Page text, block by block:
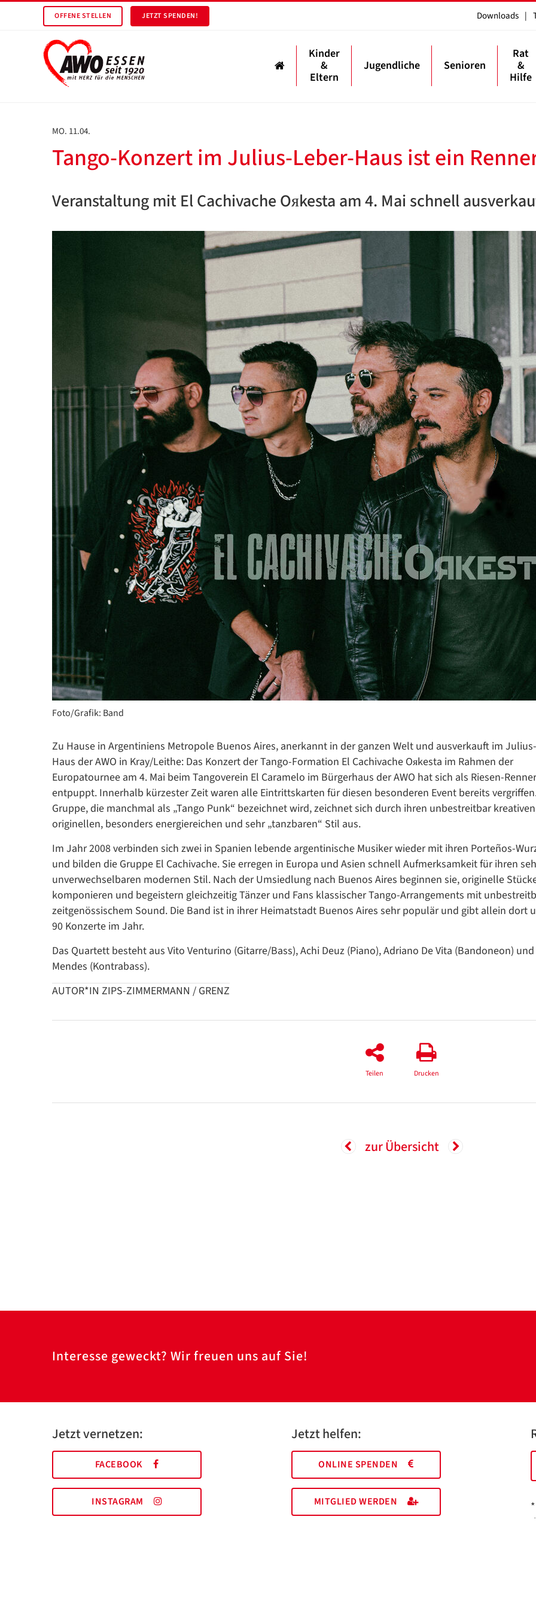
OFFENE STELLEN JETZT SPENDEN! Downloads |
Kinder
&
Eltern
Jugendliche Senioren
Rat
&
Hilfe
MO. 11.04.
Tango-Konzert im Julius-Leber-Haus ist ein
Veranstaltung mit El Cachivache Oяkesta am 4. Mai schnell
Foto/Grafik: Band
Zu Hause in Argentiniens Metropole Buenos Aires, anerkannt in der ganzen Welt und ausverkauft im
Haus der AWO in Kray/Leithe: Das Konzert der Tango-Formation El Cachivache Oяkesta im Rahmen der
Europatournee am 4. Mai beim Tangoverein El Caramelo im Bürgerhaus der AWO hat sich als Riesen-Renner
entpuppt. Innerhalb kürzester Zeit waren alle Eintrittskarten für diesen besonderen Event bereits
Gruppe, die manchmal als „Tango Punk“ bezeichnet wird, zeichnet sich durch ihren unbestreitbar
originellen, besonders energiereichen und sehr „tanzbaren“ Stil aus.
Im Jahr 2008 verbinden sich zwei in Spanien lebende argentinische Musiker wieder mit ihren Porteños-
und bilden die Gruppe El Cachivache. Sie erregen in Europa und Asien schnell Aufmerksamkeit für ihren
unverwechselbaren modernen Stil. Nach der Umsiedlung nach Buenos Aires beginnen sie, originelle
komponieren und begeistern gleichzeitig Tänzer und Fans klassischer Tango-Arrangements mit
zeitgenössischem Sound. Die Band ist in ihrer Heimatstadt Buenos Aires sehr populär und gibt allein dort
90 Konzerte im Jahr.
Das Quartett besteht aus Vito Venturino (Gitarre/Bass), Achi Deuz (Piano), Adriano De Vita (Bandoneon) und
Mendes (Kontrabass).
AUTOR*IN ZIPS-ZIMMERMANN / GRENZ
Teilen Drucken
zur Übersicht
Interesse geweckt? Wir freuen uns auf Sie!
Jetzt vernetzen:
FACEBOOK
INSTAGRAM
Jetzt helfen:
ONLINE SPENDEN
MITGLIED WERDEN
Google Datenschutzerklärung
Übersetzen
/